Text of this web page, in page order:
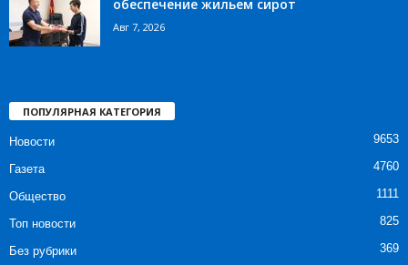
обеспечение жильем сирот
Авг 7, 2026
ПОПУЛЯРНАЯ КАТЕГОРИЯ
Новости 9653
Газета 4760
Общество 1111
Топ новости 825
Без рубрики 369